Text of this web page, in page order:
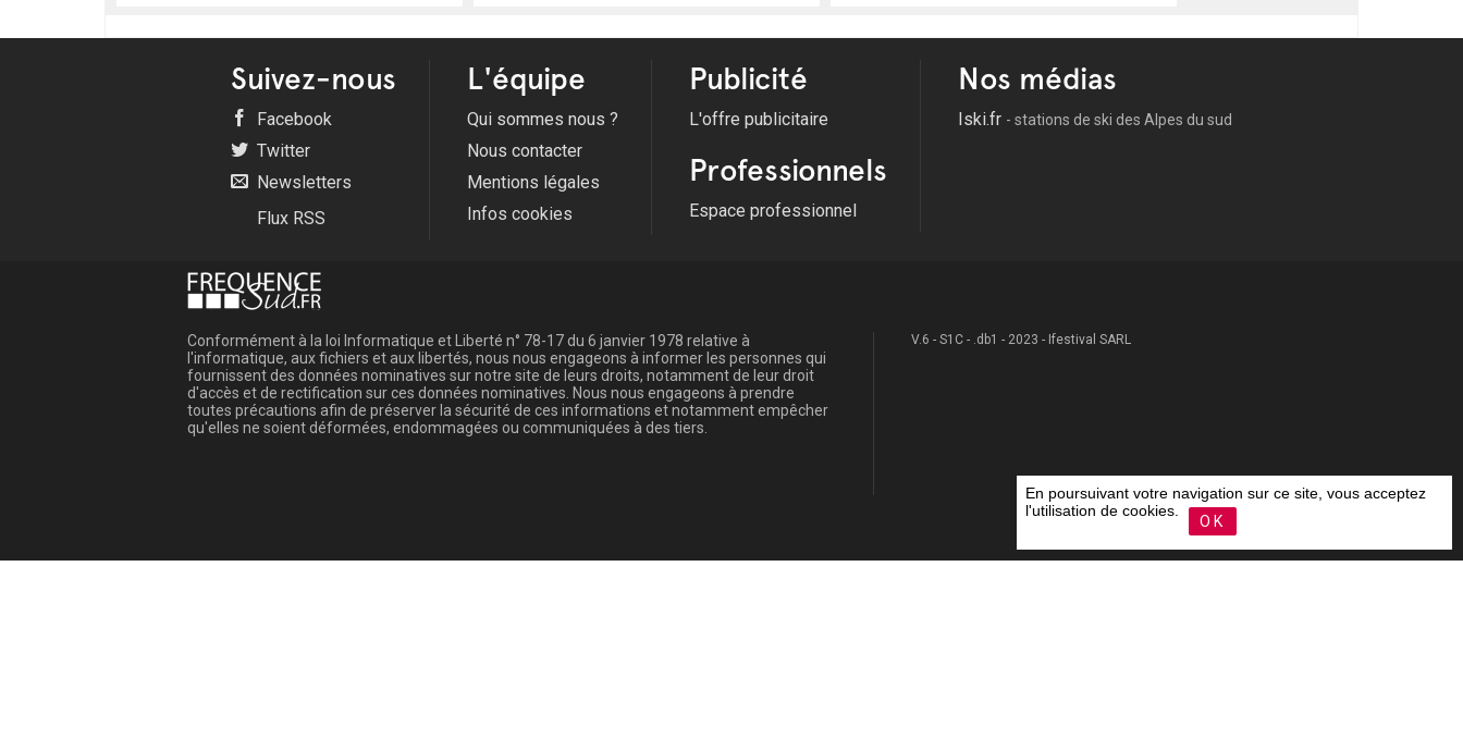
Suivez-nous
Facebook
Twitter
Newsletters
Flux RSS
L'équipe
Qui sommes nous ?
Nous contacter
Mentions légales
Infos cookies
Publicité
L'offre publicitaire
Professionnels
Espace professionnel
Nos médias
Iski.fr - stations de ski des Alpes du sud
Conformément à la loi Informatique et Liberté n° 78-17 du 6 janvier 1978 relative à
l'informatique, aux fichiers et aux libertés, nous nous engageons à informer les personnes qui
fournissent des données nominatives sur notre site de leurs droits, notamment de leur droit
d'accès et de rectification sur ces données nominatives. Nous nous engageons à prendre
toutes précautions afin de préserver la sécurité de ces informations et notamment empêcher
qu'elles ne soient déformées, endommagées ou communiquées à des tiers.
V.6 - S1C - .db1 - 2023 - Ifestival SARL
En poursuivant votre navigation sur ce site, vous acceptez
l'utilisation de cookies.
OK